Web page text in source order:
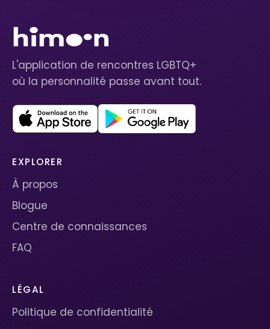
L'application de rencontres LGBTQ+
où la personnalité passe avant tout.
EXPLORER
À propos
Blogue
Centre de connaissances
FAQ
LÉGAL
Politique de confidentialité